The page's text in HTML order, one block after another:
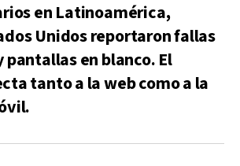
en Latinoamérica,
Unidos reportaron fallas
pantallas en blanco. El
tanto a la web como a la